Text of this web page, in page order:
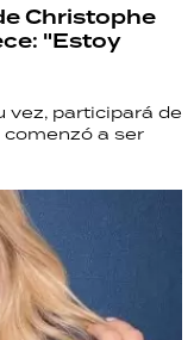
Christophe
"Estoy
vez, participará de
comenzó a ser